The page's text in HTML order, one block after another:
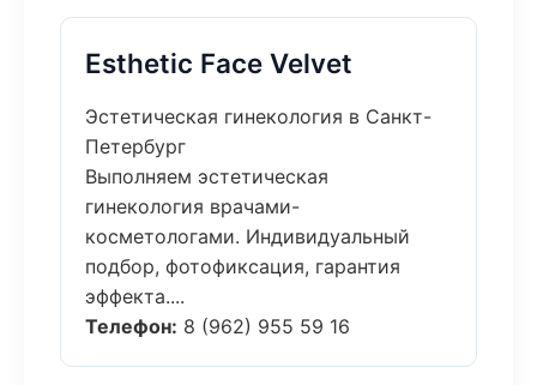
Esthetic Face Velvet
Эстетическая гинекология в Санкт-
Петербург
Выполняем эстетическая
гинекология врачами-
косметологами. Индивидуальный
подбор, фотофиксация, гарантия
эффекта....
Телефон: 8 (962) 955 59 16